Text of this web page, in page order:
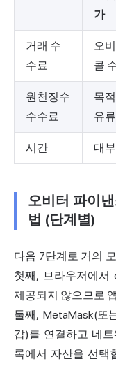
가
거래 수
수료
오
콜
원천징수
수수료
목
유
시간 대
오비터 파이
법 (단계별)
다음 7단계로 거의
첫째, 브라우저에서
제공되지 않으므로
둘째, MetaMask(또
갑)를 연결하고 네
록에서 자산을 선택